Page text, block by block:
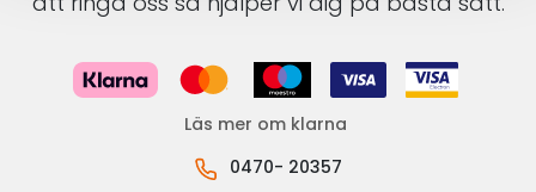
Läs mer om klarna
0470- 20357